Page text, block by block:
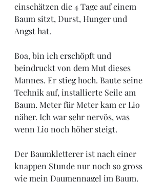
einschätzen die 4 Tage auf einem
Baum sitzt, Durst, Hunger und
Angst hat.
Boa, bin ich erschöpft und
beindruckt von dem Mut dieses
Mannes. Er stieg hoch. Baute seine
Technik auf, installierte Seile am
Baum. Meter für Meter kam er Lio
näher. Ich war sehr nervös, was
wenn Lio noch höher steigt.
Der Baumkletterer ist nach einer
knappen Stunde nur noch so gross
wie mein Daumennagel im Baum.